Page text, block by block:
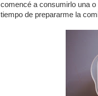
comencé a consumirlo una
tiempo de prepararme la